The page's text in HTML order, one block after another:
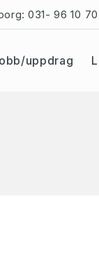
031- 96 10 70
uppdrag